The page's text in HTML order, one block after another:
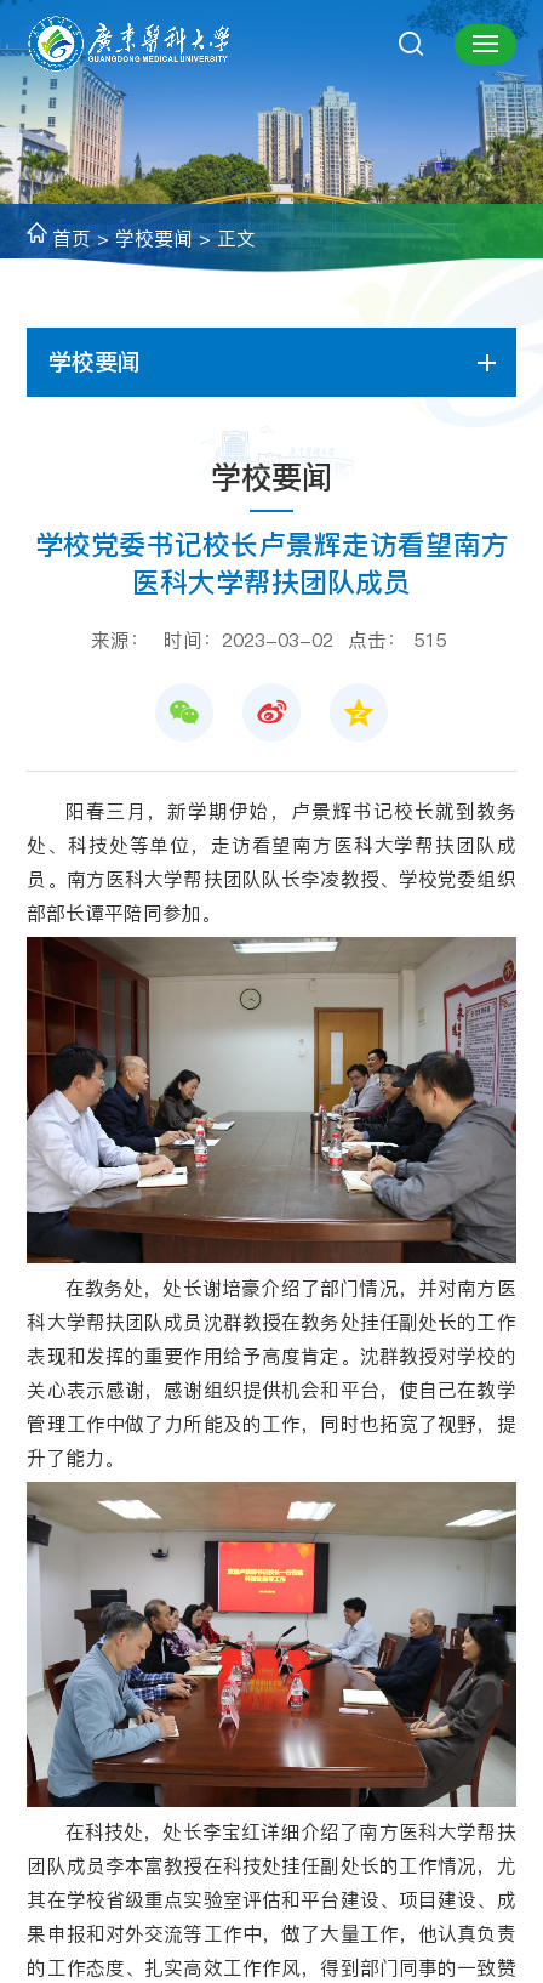
首页>学校要闻> 正文
学校要闻
学校要闻
学校党委书记校长卢景辉走访看望南方
医科大学帮扶团队成员
来源： 时间：2023-03-02 点击： 515
阳春三月，新学期伊始，卢景辉书记校长就到教务
处、科技处等单位，走访看望南方医科大学帮扶团队成
员。南方医科大学帮扶团队队长李凌教授、学校党委组织
部部长谭平陪同参加。
在教务处，处长谢培豪介绍了部门情况，并对南方医
科大学帮扶团队成员沈群教授在教务处挂任副处长的工作
表现和发挥的重要作用给予高度肯定。沈群教授对学校的
关心表示感谢，感谢组织提供机会和平台，使自己在教学
管理工作中做了力所能及的工作，同时也拓宽了视野，提
升了能力。
在科技处，处长李宝红详细介绍了南方医科大学帮扶
团队成员李本富教授在科技处挂任副处长的工作情况，尤
其在学校省级重点实验室评估和平台建设、项目建设、成
果申报和对外交流等工作中，做了大量工作，他认真负责
的工作态度、扎实高效工作作风，得到部门同事的一致赞